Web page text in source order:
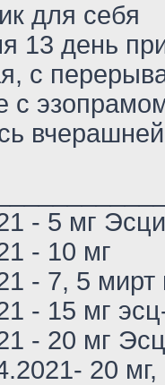
для себя
13 день
с
с
- 5 мг
- 10 мг
- 7, 5 мирт
- 15 мг
- 20 мг
20 мг,